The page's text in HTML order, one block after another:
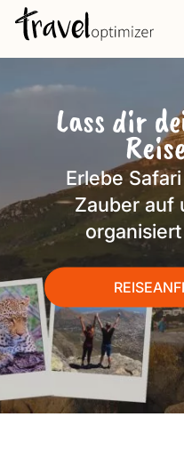
i
n
n
t
Lass dir
Erlebe
Zauber auf